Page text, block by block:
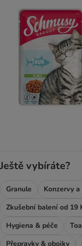
Ještě vybíráte?
Granule Konzervy
Zkušební balení od 19
Hygiena & péče
Přepravky & obojky